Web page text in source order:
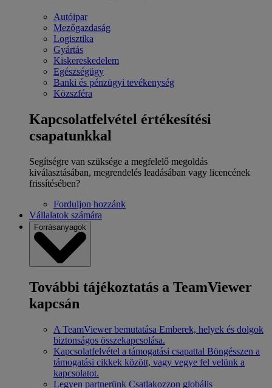
Autóipar
Mezőgazdaság
Logisztika
Gyártás
Kiskereskedelem
Egészségügy
Banki és pénzügyi tevékenység
Közszféra
Kapcsolatfelvétel értékesítési
csapatunkkal
Segítségre van szüksége a megfelelő megoldás
kiválasztásában, megrendelés leadásában vagy licencének
frissítésében?
Forduljon hozzánk
Vállalatok számára
Forrásanyagok
További tájékoztatás a TeamViewer
kapcsán
A TeamViewer bemutatása Emberek, helyek és dolgok
biztonságos összekapcsolása.
Kapcsolatfelvétel a támogatási csapattal Böngésszen a
támogatási cikkek között, vagy vegye fel velünk a
kapcsolatot.
Legyen partnerünk Csatlakozzon globális